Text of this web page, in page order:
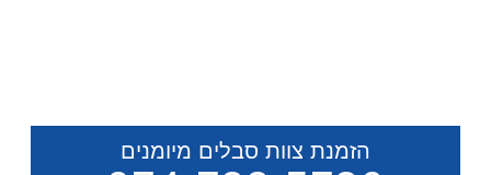
הזמנת צוות סבלים מיומנים